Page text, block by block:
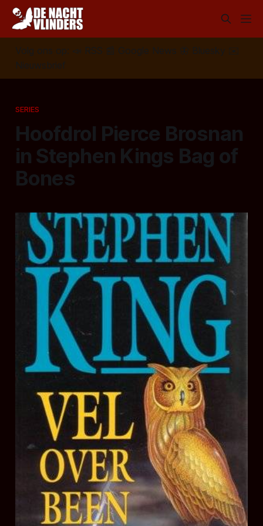
Volg ons op: 📣 RSS 📰 Google News 🦋 Bluesky
✉️
Nieuwsbrief
SERIES
Hoofdrol Pierce Brosnan
in Stephen Kings Bag of
Bones